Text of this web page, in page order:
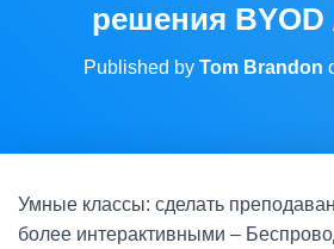
решения BYOD
Published by Tom Brandon
Умные классы: сделать
более интерактивными –